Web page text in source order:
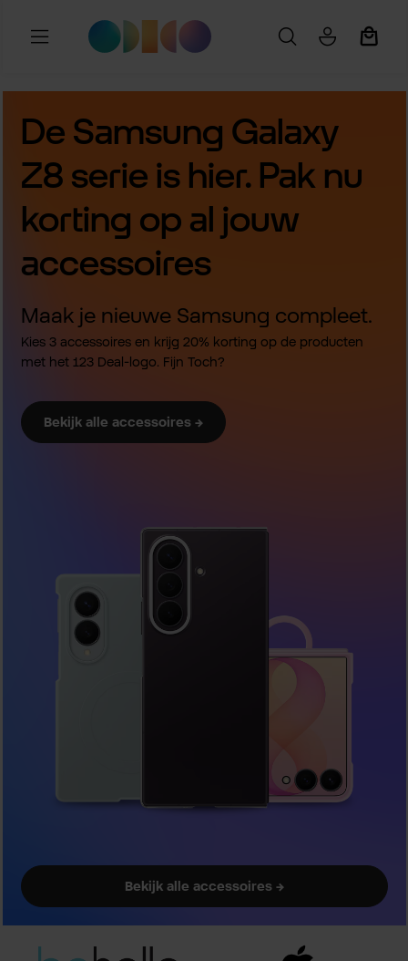
Ga naar de hoofdinhoud
De Samsung Galaxy
Z8 serie is hier. Pak nu
korting op al jouw
accessoires
Maak je nieuwe Samsung compleet.
Kies 3 accessoires en krijg 20% korting op de producten
met het 123 Deal-logo. Fijn Toch?
Bekijk alle accessoires →
Bekijk alle accessoires →